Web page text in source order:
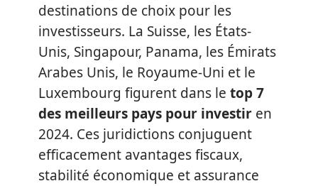
destinations de choix pour les
investisseurs. La Suisse, les États-
Unis, Singapour, Panama, les Émirats
Arabes Unis, le Royaume-Uni et le
Luxembourg figurent dans le top 7
des meilleurs pays pour investir en
2024. Ces juridictions conjuguent
efficacement avantages fiscaux,
stabilité économique et assurance